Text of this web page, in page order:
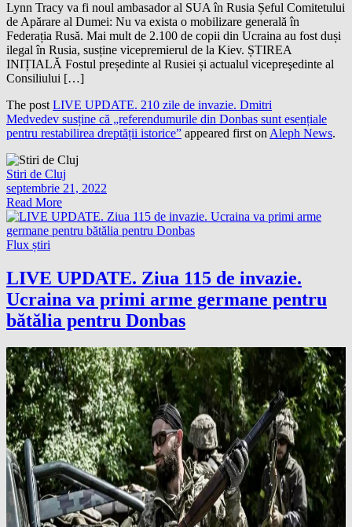
Lynn Tracy va fi noul ambasador al SUA în Rusia Șeful Comitetului
de Apărare al Dumei: Nu va exista o mobilizare generală în
Federația Rusă. Mai mult de 2.100 de copii din Ucraina au fost duși
ilegal în Rusia, susține vicepremierul de la Kiev. ȘTIREA
INIȚIALĂ Fostul președinte al Rusiei și actualul vicepreşedinte al
Consiliului […]
The post LIVE UPDATE. 210 zile de invazie. Dmitri
Medvedev susține că „referendumurile din Donbas sunt esențiale
pentru restabilirea dreptății istorice” appeared first on Aleph News.
Stiri de Cluj
septembrie 21, 2022
Read More
Flux știri
LIVE UPDATE. Ziua 115 de invazie.
Ucraina va primi arme germane pentru
bătălia pentru Donbas